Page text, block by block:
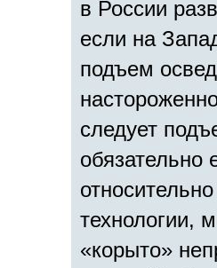
в России
если на
подъем
следует
обязательно
технологии,
«корыто»